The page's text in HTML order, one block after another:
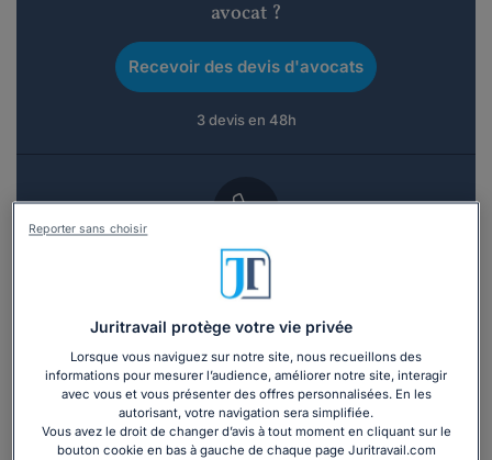
avocat ?
Recevoir des devis d'avocats
3 devis en 48h
Vous souhaitez une consultation par
téléphone ?
Consulter immédiatement
ou appelez le01 75 75 42 33(8h à 21h du lundi au
vendredi)
Juritravail protège votre vie privée
Lorsque vous naviguez sur notre site, nous recueillons des
informations pour mesurer l’audience, améliorer notre site, interagir
avec vous et vous présenter des offres personnalisées. En les
autorisant, votre navigation sera simplifiée.
Vous avez le droit de changer d’avis à tout moment en cliquant sur le
bouton cookie en bas à gauche de chaque page Juritravail.com
Reporter sans choisir